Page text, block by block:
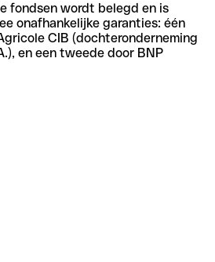
fondsen wordt belegd en is
onafhankelijke garanties: één
CIB (dochteronderneming
en een tweede door BNP